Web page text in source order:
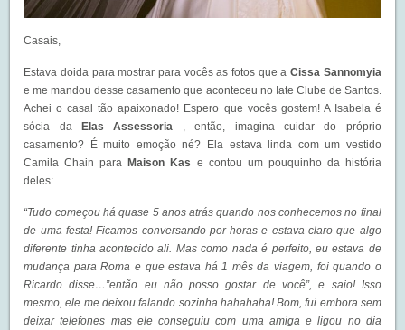
Casais,
Estava doida para mostrar para vocês as fotos que a Cissa Sannomyia
e me mandou desse casamento que aconteceu no Iate Clube de Santos.
Achei o casal tão apaixonado! Espero que vocês gostem! A Isabela é
sócia daElas Assessoria , então, imagina cuidar do próprio
casamento? É muito emoção né? Ela estava linda com um vestido
Camila Chain paraMaison Kas e contou um pouquinho da história
deles:
“Tudo começou há quase 5 anos atrás quando nos conhecemos no final
de uma festa! Ficamos conversando por horas e estava claro que algo
diferente tinha acontecido ali. Mas como nada é perfeito, eu estava de
mudança para Roma e que estava há 1 mês da viagem, foi quando o
Ricardo disse…”então eu não posso gostar de você”, e saio! Isso
mesmo, ele me deixou falando sozinha hahahaha! Bom, fui embora sem
deixar telefones mas ele conseguiu com uma amiga e ligou no dia